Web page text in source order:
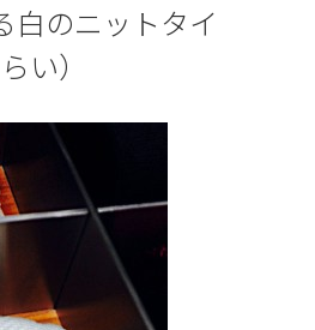
白のニットタイ
い）